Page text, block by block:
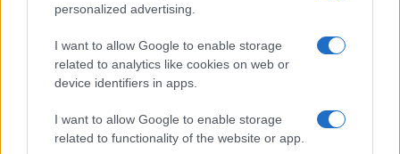
personalized advertising.
I want to allow Google to enable storage
related to analytics like cookies on web or
device identifiers in apps.
I want to allow Google to enable storage
related to functionality of the website or app.
Scommesse Esports: Tutto su Cybershoke Esports e
STATE nella Thunderpick World Championship
Andrea Conforti · 5 Ago 2026